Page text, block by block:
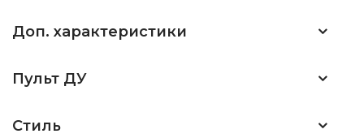
Доп. характеристики
Пульт ДУ
Стиль